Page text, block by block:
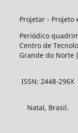
Projetar - Projeto
Periódico
Centro de
Grande do Norte
ISSN: 2448-296X
Natal, Brasil.